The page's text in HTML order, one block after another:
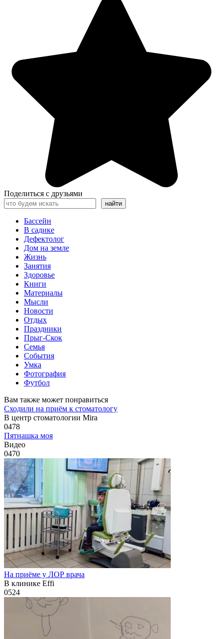
Поделиться с друзьями
Поиск
найти
Бассейн
В садике
Дефектолог
Дом на земле
Жизнь
Занятия
Здоровье
Книги
Материалы
Мысли
Новости
Отдых
Праздники
Прыг-Скок
Семья
События
Умка
Фотография
Футбол
Вам также может понравиться
Сходили на приём к стоматологу
В центр стоматологии Mira
0478
Пятнашка моя
Видео
0470
На приёме у ЛОР врача
В клинике Effi
0524